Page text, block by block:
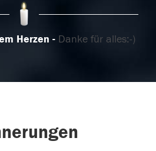
Herzen Danke für alles:-)